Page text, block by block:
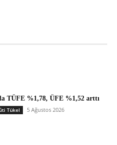
TÜFE %1,78, ÜFE %1,52 arttı
Tükel 5 Ağustos 2026